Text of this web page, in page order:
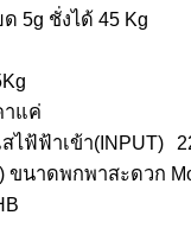
5g ชั่งได้ 45 Kg
าแค่
ฟ้ฟ้าเข้า(INPUT)
ขนาดพกพาสะดวก